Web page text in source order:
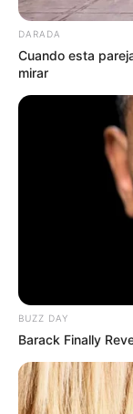
artículo es
enseñaremos
utilizando
que,
para ofrecer
Ingredientes
DARADA
Cuando esta
mirar
BUZZ DAY
Barack Finally